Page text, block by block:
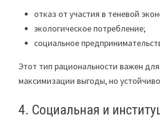
отказ от участия в теневой
экологическое потребление;
социальное
Этот тип рациональности важен
максимизации выгоды, но
4. Социальная и